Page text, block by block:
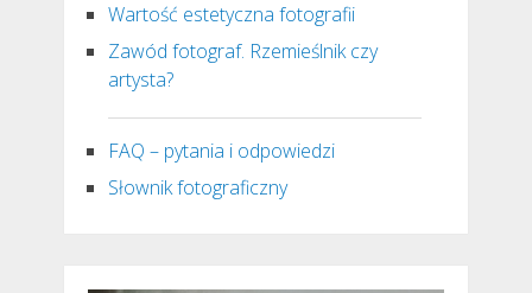
Wartość estetyczna fotografii
Zawód fotograf. Rzemieślnik czy
artysta?
FAQ – pytania i odpowiedzi
Słownik fotograficzny